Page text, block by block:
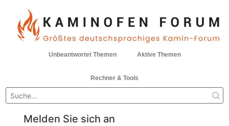
Unbeantwortet Themen Aktive Themen
Rechner & Tools
Melden Sie sich an